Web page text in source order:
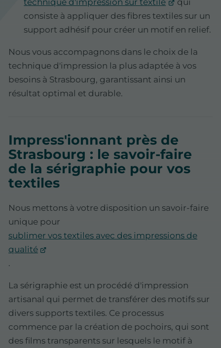
technique d'impression sur textile
qui
consiste à appliquer des fibres textiles sur un
support adhésif pour créer un motif en relief.
Nous vous accompagnons dans le choix de la
technique d'impression la plus adaptée à vos
besoins à Strasbourg, garantissant ainsi un
résultat optimal et durable.
Impress'ionnant près de
Strasbourg : le savoir-faire
de la sérigraphie pour vos
textiles
Nous mettons à votre disposition un savoir-faire
unique pour
sublimer vos textiles avec des impressions de
qualité
.
La sérigraphie est un procédé d'impression
artisanal qui permet de transférer des motifs sur
divers supports textiles. Ce processus
commence par la création de pochoirs, qui sont
des films transparents sur lesquels le motif à